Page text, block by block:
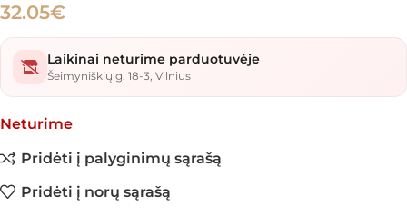
32.05€
Laikinai neturime parduotuvėje
Šeimyniškių g. 18-3, Vilnius
Neturime
Pridėti į palyginimų sąrašą
Pridėti į norų sąrašą